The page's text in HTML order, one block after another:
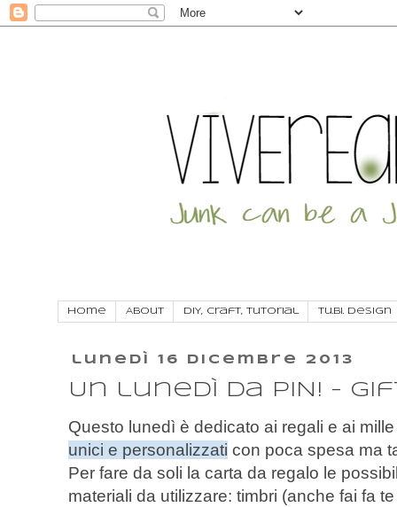
Home About DIY, craft, tutorial Tu.Bi. Design
lunedì 16 dicembre 2013
Un lunedì da PIN! -
Questo lunedì è dedicato ai regali e ai
unici e personalizzati con poca spesa ma
Per fare da soli la carta da regalo le
materiali da utilizzare: timbri (anche fai fa